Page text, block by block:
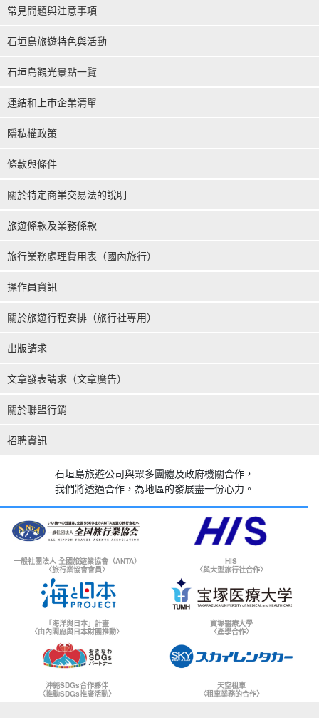
常見問題與注意事項
石垣島旅遊特色與活動
石垣島觀光景點一覽
連結和上市企業清單
隱私權政策
條款與條件
關於特定商業交易法的說明
旅遊條款及業務條款
旅行業務處理費用表（國內旅行）
操作員資訊
關於旅遊行程安排（旅行社專用）
出版請求
文章發表請求（文章廣告）
關於聯盟行銷
招聘資訊
石垣島旅遊公司與眾多團體及政府機關合作，
我們將透過合作，為地區的發展盡一份心力。
一般社團法人 全國旅遊業協會（ANTA）
〈旅行業協會會員〉
HIS
〈與大型旅行社合作〉
「海洋與日本」計畫
〈由內閣府與日本財團推動〉
寶塚醫療大學
〈產學合作〉
沖繩SDGs合作夥伴
〈推動SDGs推廣活動〉
天空租車
〈租車業務的合作〉